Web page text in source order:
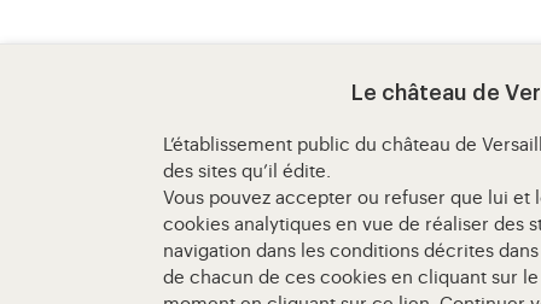
Le château de
L’établissement public du château de
des sites qu’il édite.
Vous pouvez accepter ou refuser que lui et
cookies analytiques en vue de réaliser des
navigation dans les conditions décrites
de chacun de ces cookies en cliquant sur